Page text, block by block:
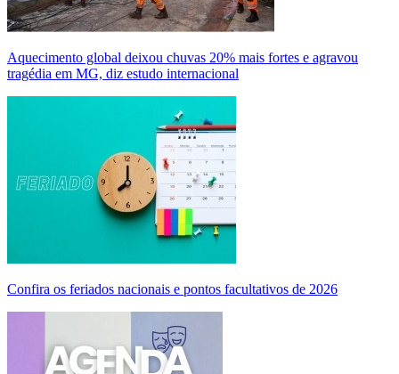
Aquecimento global deixou chuvas 20% mais fortes e agravou
tragédia em MG, diz estudo internacional
Confira os feriados nacionais e pontos facultativos de 2026